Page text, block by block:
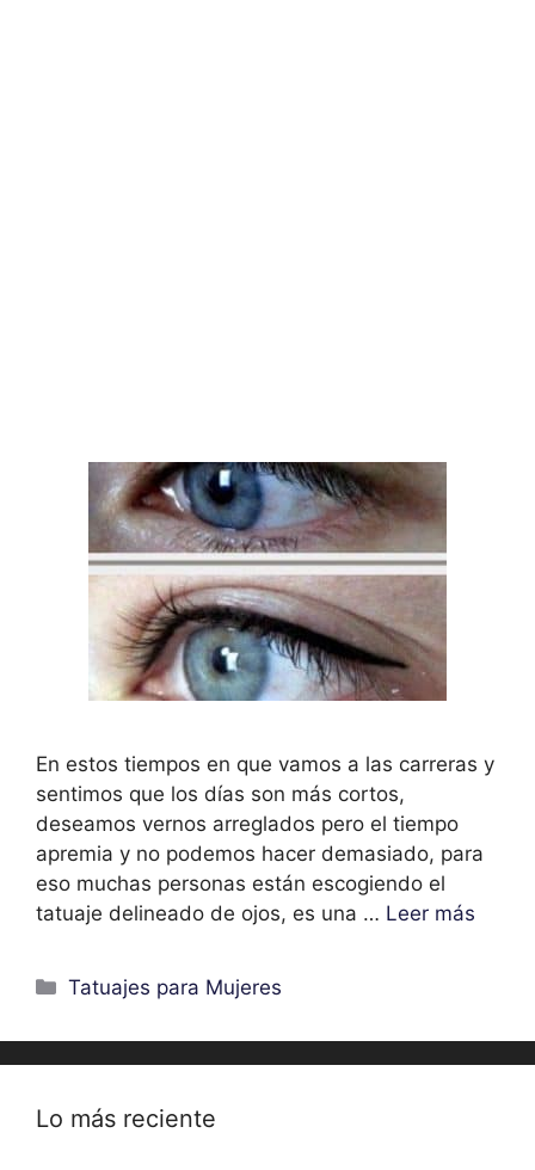
En estos tiempos en que vamos a las carreras y
sentimos que los días son más cortos,
deseamos vernos arreglados pero el tiempo
apremia y no podemos hacer demasiado, para
eso muchas personas están escogiendo el
tatuaje delineado de ojos, es una … Leer más
Categorías
Tatuajes para Mujeres
Lo más reciente